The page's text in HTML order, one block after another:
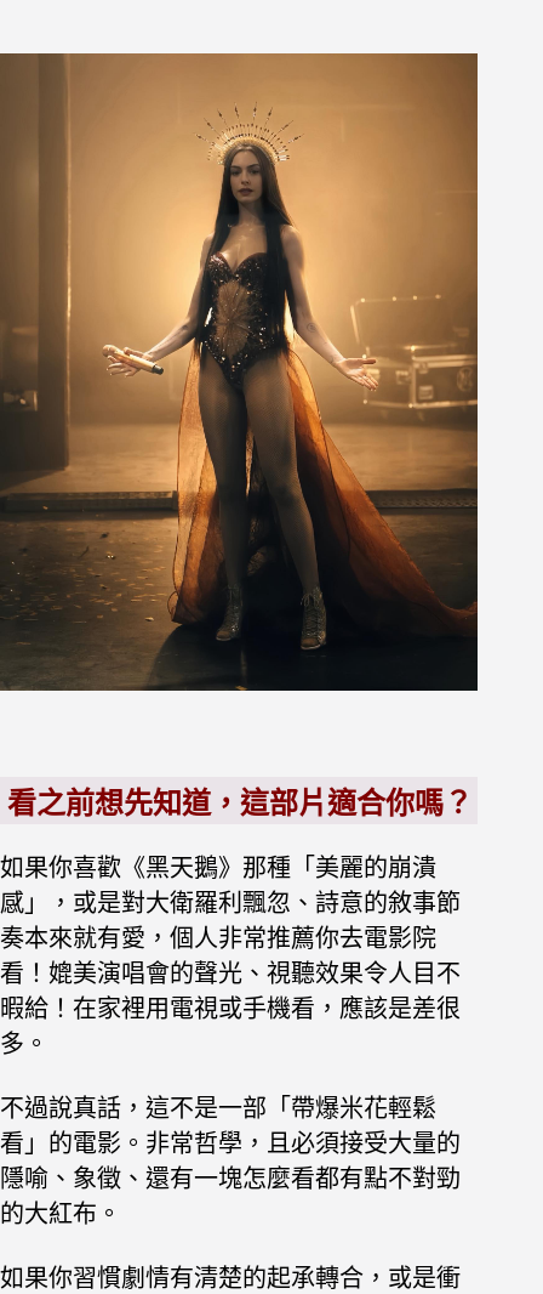
看之前想先知道，這部片適合你嗎？
如果你喜歡《黑天鵝》那種「美麗的崩潰
感」，或是對大衛羅利飄忽、詩意的敘事節
奏本來就有愛，個人非常推薦你去電影院
看！媲美演唱會的聲光、視聽效果令人目不
暇給！在家裡用電視或手機看，應該是差很
多。
不過說真話，這不是一部「帶爆米花輕鬆
看」的電影。非常哲學，且必須接受大量的
隱喻、象徵、還有一塊怎麼看都有點不對勁
的大紅布。
如果你習慣劇情有清楚的起承轉合，或是衝